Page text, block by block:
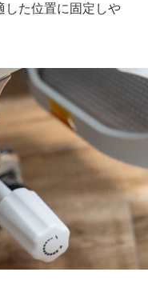
した位置に固定しや